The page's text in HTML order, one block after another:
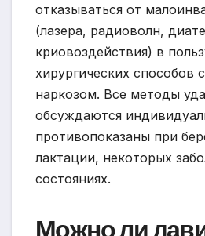
отказываться от
(лазера, радиоволн,
криовоздействия) в
хирургических способов
наркозом. Все методы
обсуждаются
противопоказаны при
лактации, некоторых
состояниях.